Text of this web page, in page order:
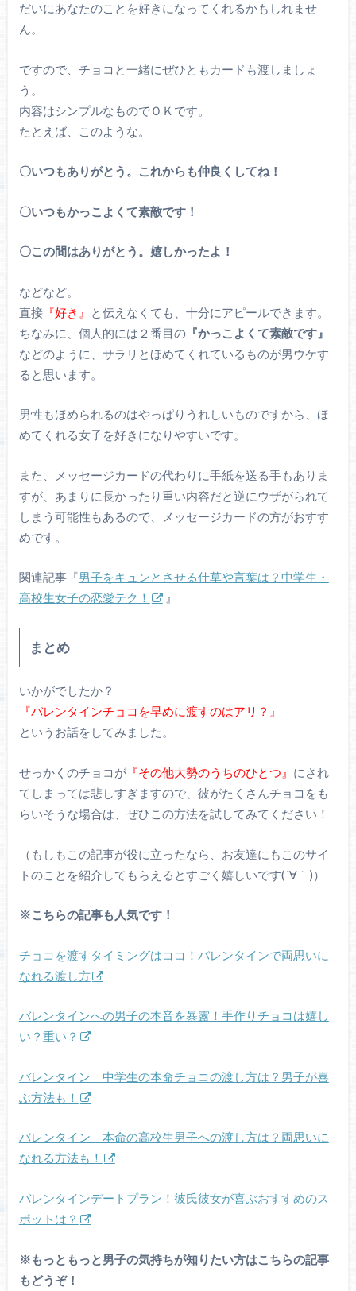
だいにあなたのことを好きになってくれるかもしれませ
ん。
ですので、チョコと一緒にぜひともカードも渡しましょ
う。
内容はシンプルなものでＯＫです。
たとえば、このような。
〇いつもありがとう。これからも仲良くしてね！
〇いつもかっこよくて素敵です！
〇この間はありがとう。嬉しかったよ！
などなど。
直接『好き』
と伝えなくても、十分にアピールできます。
ちなみに、個人的には２番目の『かっこよくて素敵です』
などのように、サラリとほめてくれているものが男ウケす
ると思います。
男性もほめられるのはやっぱりうれしいものですから、ほ
めてくれる女子を好きになりやすいです。
また、メッセージカードの代わりに手紙を送る手もありま
すが、あまりに長かったり重い内容だと逆にウザがられて
しまう可能性もあるので、メッセージカードの方がおすす
めです。
関連記事『男子をキュンとさせる仕草や言葉は？中学生・
高校生女子の恋愛テク！
』
まとめ
いかがでしたか？
『バレンタインチョコを早めに渡すのはアリ？』
というお話をしてみました。
せっかくのチョコが『その他大勢のうちのひとつ』 にされ
てしまっては悲しすぎますので、彼がたくさんチョコをも
らいそうな場合は、ぜひこの方法を試してみてください！
（もしもこの記事が役に立ったなら、お友達にもこのサイ
トのことを紹介してもらえるとすごく嬉しいです(´∀｀)）
※こちらの記事も人気です！
チョコを渡すタイミングはココ！バレンタインで両思いに
なれる渡し方
バレンタインへの男子の本音を暴露！手作りチョコは嬉し
い？重い？
バレンタイン 中学生の本命チョコの渡し方は？男子が喜
ぶ方法も！
バレンタイン 本命の高校生男子への渡し方は？両思いに
なれる方法も！
バレンタインデートプラン！彼氏彼女が喜ぶおすすめのス
ポットは？
※もっともっと男子の気持ちが知りたい方はこちらの記事
もどうぞ！